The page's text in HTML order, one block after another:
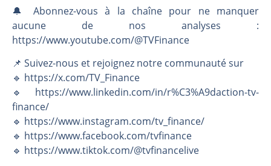
🔔 Abonnez-vous à la chaîne pour ne manquer
aucune de nos analyses :
https://www.youtube.com/@TVFinance
📌 Suivez-nous et rejoignez notre communauté sur
🔹 https://x.com/TV_Finance
🔹 https://www.linkedin.com/in/r%C3%A9daction-tv-
finance/
🔹 https://www.instagram.com/tv_finance/
🔹 https://www.facebook.com/tvfinance
🔹 https://www.tiktok.com/@tvfinancelive